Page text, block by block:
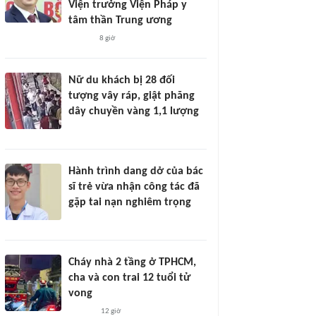
Viện trưởng Viện Pháp y
tâm thần Trung ương
8 giờ
Nữ du khách bị 28 đối
tượng vây ráp, giật phăng
dây chuyền vàng 1,1 lượng
Hành trình dang dở của bác
sĩ trẻ vừa nhận công tác đã
gặp tai nạn nghiêm trọng
Cháy nhà 2 tầng ở TPHCM,
cha và con trai 12 tuổi tử
vong
12 giờ